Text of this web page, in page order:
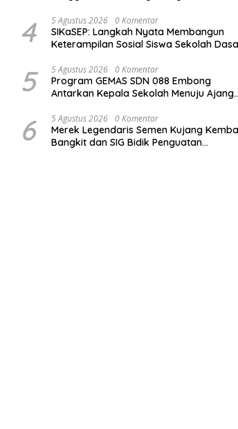
4 5 Agustus 2026 0 Komentar
SIKaSEP: Langkah Nyata Membangun
Keterampilan Sosial Siswa Sekolah
5 5 Agustus 2026 0 Komentar
Program GEMAS SDN 088 Embong
Antarkan Kepala Sekolah Menuju Ajang
Barat 2026
6 5 Agustus 2026 0 Komentar
Merek Legendaris Semen Kujang
Bangkit dan SIG Bidik Penguatan